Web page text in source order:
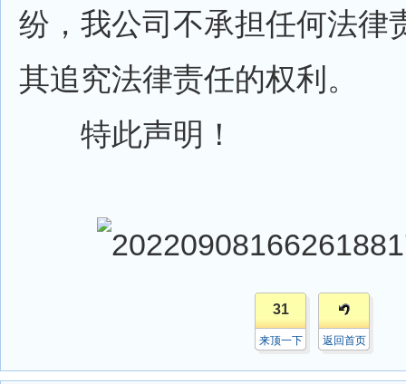
纷，我公司不承担任何法律
其追究法律责任的权利。
特此声明！
31
来顶一下 返回首页